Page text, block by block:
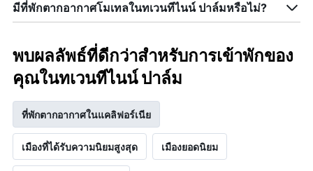
มีที่พักตากอากาศโมเทลในทเวนทีไนน์ ปาล์มหรือไม่?
พบผลลัพธ์ที่ดีกว่าสำหรับการเข้าพักของ
คุณในทเวนทีไนน์ ปาล์ม
ที่พักตากอากาศในแคลิฟอร์เนีย
เมืองที่ได้รับความนิยมสูงสุด เมืองยอดนิยม